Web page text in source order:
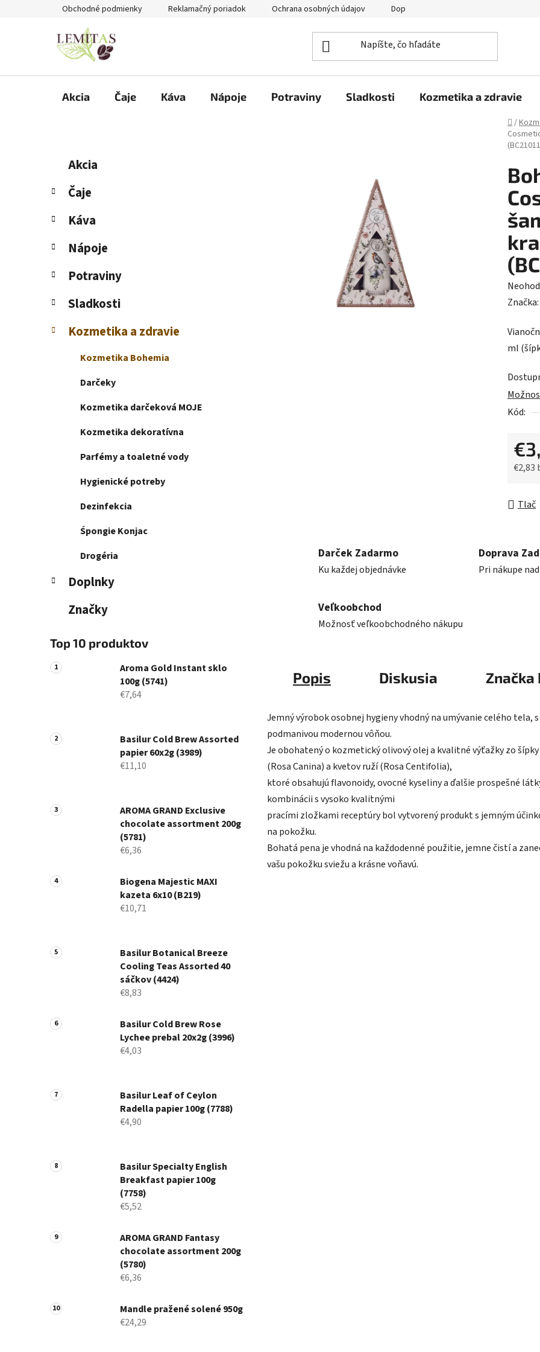
Obchodné podmienky Reklamačný poriadok Ochrana osobných údajov Doprava a platba
Akcia Čaje Káva Nápoje Potraviny Sladkosti Kozmetika a zdravie
Domov
/
č
ý
a
n
l
Preskočiť
kategórie
e
ó
i
Akcia
Čaje
Káva
Nápoje
Potraviny
Sladkosti
Kozmetika a zdravie
Kozmetika Bohemia
Darčeky
Kozmetika darčeková MOJE
Kozmetika dekoratívna
Parfémy a toaletné vody
Hygienické potreby
Dezinfekcia
Śpongie Konjac
Drogéria
Doplnky
Značky
Top 10 produktov
Aroma Gold Instant sklo
100g (5741)
€7,64
Basilur Cold Brew Assorted
papier 60x2g (3989)
€11,10
AROMA GRAND Exclusive
chocolate assortment 200g
(5781)
€6,36
Biogena Majestic MAXI
kazeta 6x10 (B219)
€10,71
Basilur Botanical Breeze
Cooling Teas Assorted 40
sáčkov (4424)
€8,83
Basilur Cold Brew Rose
Lychee prebal 20x2g (3996)
€4,03
Basilur Leaf of Ceylon
Radella papier 100g (7788)
€4,90
Basilur Specialty English
Breakfast papier 100g
(7758)
€5,52
AROMA GRAND Fantasy
chocolate assortment 200g
(5780)
€6,36
Mandle pražené solené 950g
€24,29
je
0,0
5
Značka:
ml
Kód:
€2,83
Tlač
Darček Zadarmo
Ku každej objednávke
Doprava
Pri nákupe
Veľkoobchod
Možnosť veľkoobchodného nákupu
Popis Diskusia Značka
Jemný výrobok osobnej hygieny vhodný na umývanie celého tela, s
podmanivou modernou vôňou.
Je obohatený o kozmetický olivový olej a kvalitné výťažky zo šípky
(Rosa Canina) a kvetov ruží (Rosa Centifolia),
ktoré obsahujú flavonoidy, ovocné kyseliny a ďalšie prospešné
kombinácii s vysoko kvalitnými
pracími zložkami receptúry bol vytvorený produkt s jemným
na pokožku.
Bohatá pena je vhodná na každodenné použitie, jemne čistí a
vašu pokožku sviežu a krásne voňavú.